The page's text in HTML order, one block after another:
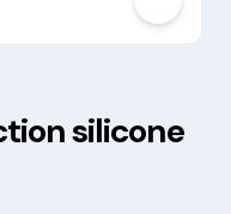
silicone